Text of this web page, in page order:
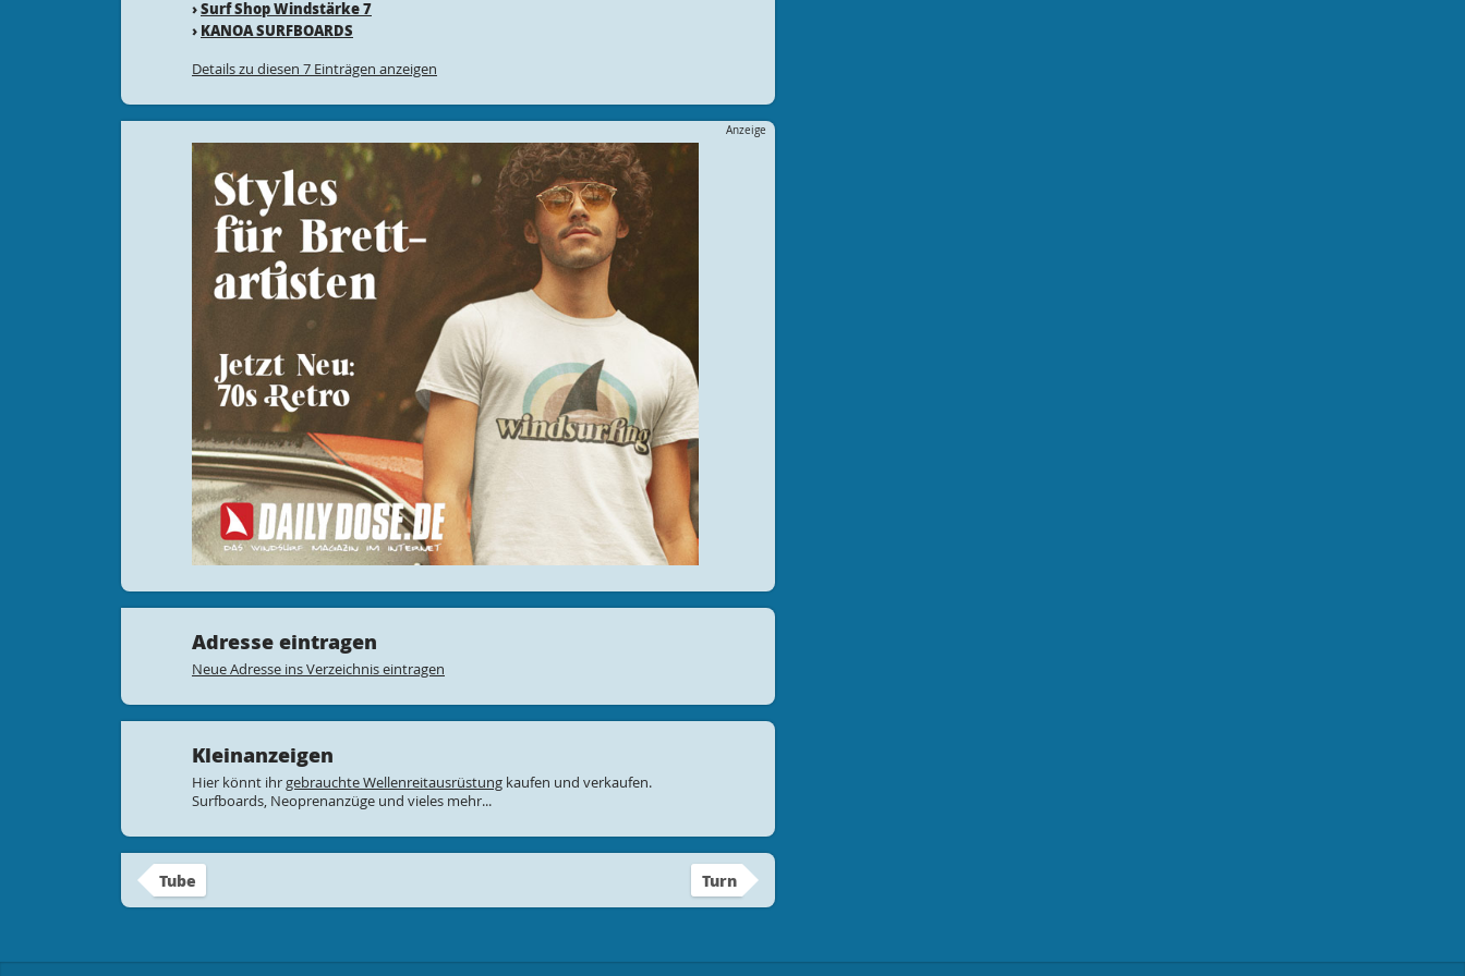
›Surf Shop Windstärke 7
› KANOA SURFBOARDS
Details zu diesen 7 Einträgen anzeigen
Anzeige
Adresse eintragen
Neue Adresse ins Verzeichnis eintragen
Kleinanzeigen
Hier könnt ihrgebrauchte Wellenreitausrüstung kaufen und verkaufen.
Surfboards, Neoprenanzüge und vieles mehr...
Tube Turn